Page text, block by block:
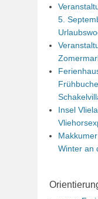
5.
Insel
Winter an